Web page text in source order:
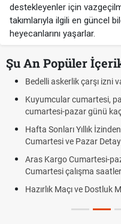
destekleyenler için
takımlarıyla ilgili en güncel
heyecanlarını yaşarlar.
Şu An Popüler
Bedelli askerlik çarşı izni
Kuyumcular cumartesi,
cumartesi-pazar günü
Hafta Sonları Yıllık
Cumartesi ve Pazar
Aras Kargo Cumartesi-
Cumartesi çalışma
Hazırlık Maçı ve Dostluk